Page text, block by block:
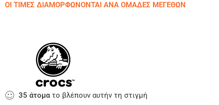
ΟΙ ΤΙΜΕΣ ΔΙΑΜΟΡΦΩΝΟΝΤΑΙ ΑΝΑ ΟΜΑΔΕΣ ΜΕΓΕΘΩΝ
35 άτοματο βλέπουν αυτήν τη στιγμή